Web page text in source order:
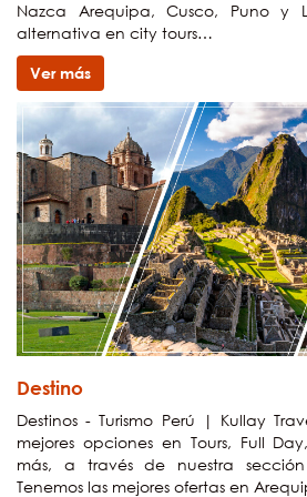
Nazca Arequipa, Cusco, Puno y
alternativa en city tours…
Ver más
Destino
Destinos - Turismo Perú | Kullay
mejores opciones en Tours, Full
más, a través de nuestra sección
Tenemos las mejores ofertas en